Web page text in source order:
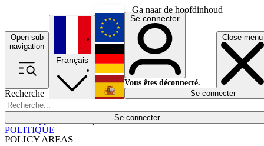
Ga naar de hoofdinhoud
Open sub
navigation
Close menu
Recherche
Se connecter
POLICY AREAS
Économie
Français
English
Deutsch
Español
Se connecter
Vous êtes déconnecté.
Se connecter
POLITIQUE